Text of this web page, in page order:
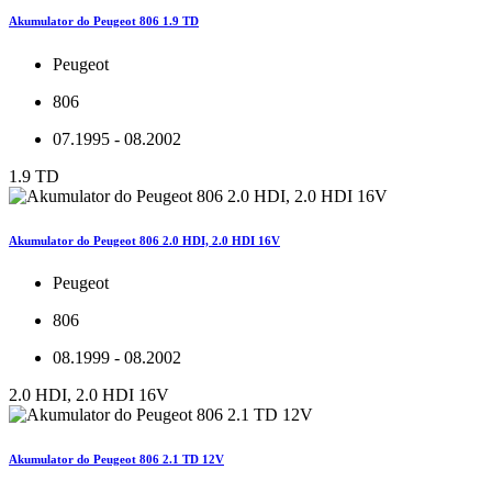
Akumulator do Peugeot 806 1.9 TD
Peugeot
806
07.1995 - 08.2002
1.9 TD
Akumulator do Peugeot 806 2.0 HDI, 2.0 HDI 16V
Peugeot
806
08.1999 - 08.2002
2.0 HDI, 2.0 HDI 16V
Akumulator do Peugeot 806 2.1 TD 12V